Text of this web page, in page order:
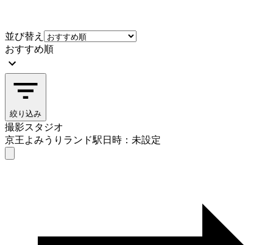
並び替え
おすすめ順
絞り込み
撮影スタジオ
京王よみうりランド駅日時：未設定